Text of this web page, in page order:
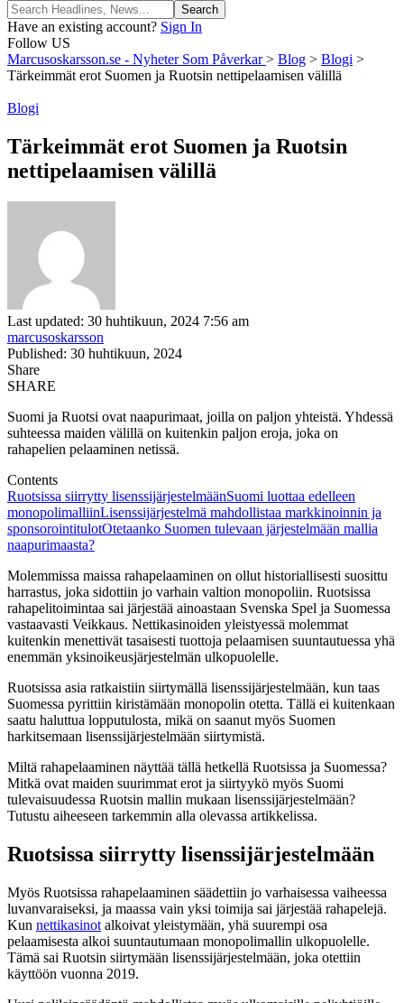
Have an existing account? Sign In
Follow US
Marcusoskarsson.se - Nyheter Som Påverkar> Blog > Blogi >
Tärkeimmät erot Suomen ja Ruotsin nettipelaamisen välillä
Blogi
Tärkeimmät erot Suomen ja Ruotsin
nettipelaamisen välillä
Last updated: 30 huhtikuun, 2024 7:56 am
marcusoskarsson
Published: 30 huhtikuun, 2024
Share
SHARE
Suomi ja Ruotsi ovat naapurimaat, joilla on paljon yhteistä. Yhdessä
suhteessa maiden välillä on kuitenkin paljon eroja, joka on
rahapelien pelaaminen netissä.
Contents
Ruotsissa siirrytty lisenssijärjestelmäänSuomi luottaa edelleen
monopolimalliinLisenssijärjestelmä mahdollistaa markkinoinnin ja
sponsorointitulotOtetaanko Suomen tulevaan järjestelmään mallia
naapurimaasta?
Molemmissa maissa rahapelaaminen on ollut historiallisesti suosittu
harrastus, joka sidottiin jo varhain valtion monopoliin. Ruotsissa
rahapelitoimintaa sai järjestää ainoastaan Svenska Spel ja Suomessa
vastaavasti Veikkaus. Nettikasinoiden yleistyessä molemmat
kuitenkin menettivät tasaisesti tuottoja pelaamisen suuntautuessa yhä
enemmän yksinoikeusjärjestelmän ulkopuolelle.
Ruotsissa asia ratkaistiin siirtymällä lisenssijärjestelmään, kun taas
Suomessa pyrittiin kiristämään monopolin otetta. Tällä ei kuitenkaan
saatu haluttua lopputulosta, mikä on saanut myös Suomen
harkitsemaan lisenssijärjestelmään siirtymistä.
Miltä rahapelaaminen näyttää tällä hetkellä Ruotsissa ja Suomessa?
Mitkä ovat maiden suurimmat erot ja siirtyykö myös Suomi
tulevaisuudessa Ruotsin mallin mukaan lisenssijärjestelmään?
Tutustu aiheeseen tarkemmin alla olevassa artikkelissa.
Ruotsissa siirrytty lisenssijärjestelmään
Myös Ruotsissa rahapelaaminen säädettiin jo varhaisessa vaiheessa
luvanvaraiseksi, ja maassa vain yksi toimija sai järjestää rahapelejä.
Kun nettikasinot alkoivat yleistymään, yhä suurempi osa
pelaamisesta alkoi suuntautumaan monopolimallin ulkopuolelle.
Tämä sai Ruotsin siirtymään lisenssijärjestelmään, joka otettiin
käyttöön vuonna 2019.